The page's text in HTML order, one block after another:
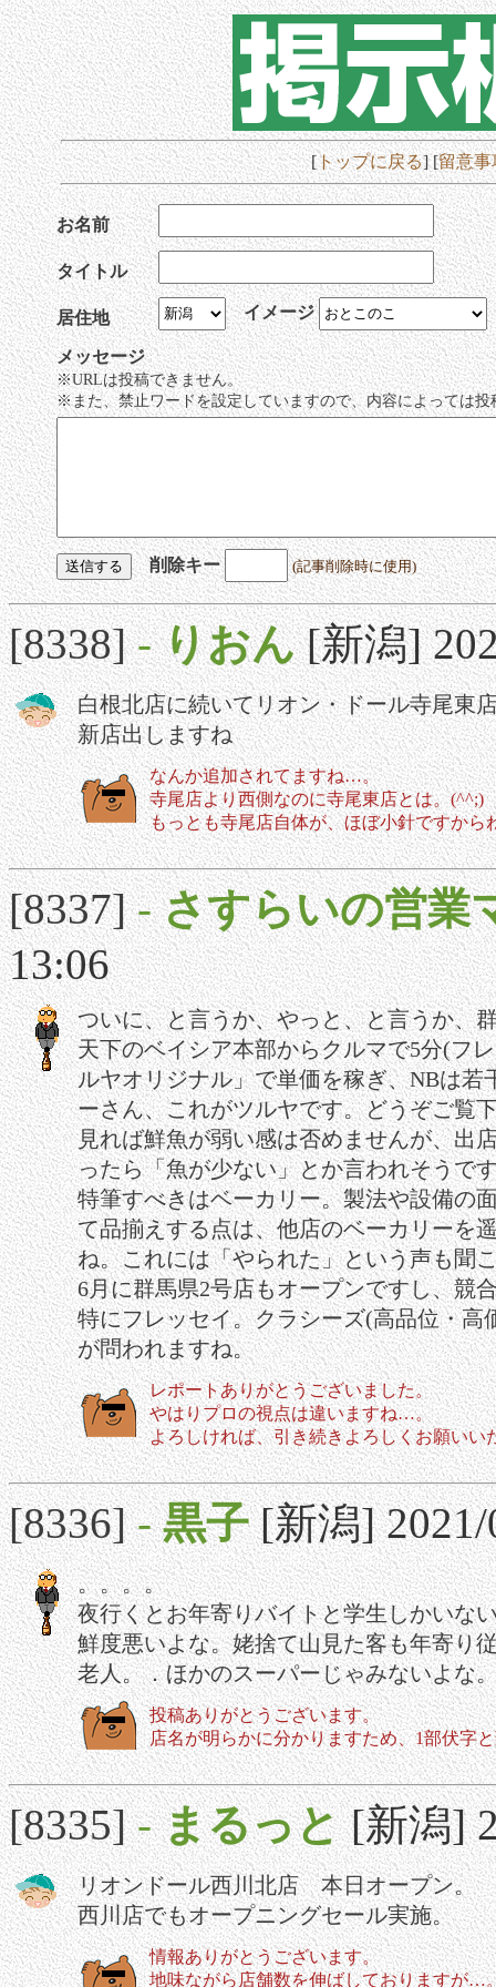
[トップに戻る] [留意事
お名前
タイトル
居住地 イメージ
メッセージ
※URLは投稿できません。
※また、禁止ワードを設定していますので、内容によっては
削除キー (記事削除時に使用)
[8338]-りおん [新潟]
白根北店に続いてリオン・ドール寺尾東
新店出しますね
なんか追加されてますね…。
寺尾店より西側なのに寺尾東店とは。(^^;)
もっとも寺尾店自体が、ほぼ小針ですから
[8337]-さすらいの営業
13:06
ついに、と言うか、やっと、と言うか、
天下のベイシア本部からクルマで5分(フ
ルヤオリジナル」で単価を稼ぎ、NBは
ーさん、これがツルヤです。どうぞご覧
見れば鮮魚が弱い感は否めませんが、出
ったら「魚が少ない」とか言われそうで
特筆すべきはベーカリー。製法や設備の
て品揃えする点は、他店のベーカリーを
ね。これには「やられた」という声も聞
6月に群馬県2号店もオープンですし、競
特にフレッセイ。クラシーズ(高品位・
が問われますね。
レポートありがとうございました。
やはりプロの視点は違いますね…。
よろしければ、引き続きよろしくお願いい
[8336]-黒子 [新潟] 2021/
。。。。
夜行くとお年寄りバイトと学生しかいな
鮮度悪いよな。姥捨て山見た客も年寄り
老人。．ほかのスーパーじゃみないよな
投稿ありがとうございます。
店名が明らかに分かりますため、1部伏字
[8335]-まるっと [新潟]
リオンドール西川北店 本日オープン。
西川店でもオープニングセール実施。
情報ありがとうございます。
地味ながら店舗数を伸ばしておりますが…